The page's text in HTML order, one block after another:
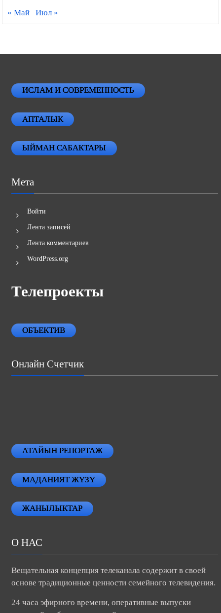
« Май Июл »
ИСЛАМ И СОВРЕМЕННОСТЬ
АПТАЛЫК
ЫЙМАН САБАКТАРЫ
Мета
Войти
Лента записей
Лента комментариев
WordPress.org
Телепроекты
ОБЪЕКТИВ
Онлайн Счетчик
АТАЙЫН РЕПОРТАЖ
МАДАНИЯТ ЖҮЗҮ
ЖАНЫЛЫКТАР
О НАС
Вещательная концепция телеканала содержит в своей
основе традиционные ценности семейного телевидения.
24 часа эфирного времени, оперативные выпуски